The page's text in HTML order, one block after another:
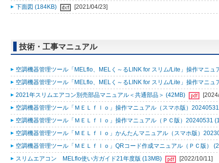
下面図 (184KB)
[2021/04/23]
技術・工事マニュアル
空調機器管理ツール「MELflo、MELく～るLINK for スリム/Lite」操作マニュ
空調機器管理ツール「MELflo、MELく～るLINK for スリム/Lite」操作マニュ
2021年スリムエアコン別売部品マニュアル＜共通部品＞ (42MB)
空調機器管理ツール「ＭＥＬｆｌｏ」操作マニュアル（スマホ版）
空調機器管理ツール「ＭＥＬｆｌｏ」操作マニュアル（ＰＣ版）20240531
空調機器管理ツール「ＭＥＬｆｌｏ」かんたんマニュアル（スマホ版）
空調機器管理ツール「ＭＥＬｆｌｏ」QRコード作成マニュアル（ＰＣ版）
スリムエアコン MELflo使い方ガイド21年度版 (13MB)
[2022/10/11]